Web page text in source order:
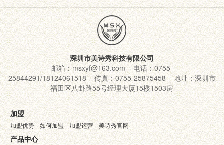
深圳市美诗秀科技有限公司
邮箱：msxyf@163.com 电话：0755-
25844291/18124061518 传真：0755-25875458 地址：深圳市
福田区八卦路55号经理大厦15楼1503房
加盟
加盟优势 如何加盟 加盟运营 美诗秀官网
产品中心